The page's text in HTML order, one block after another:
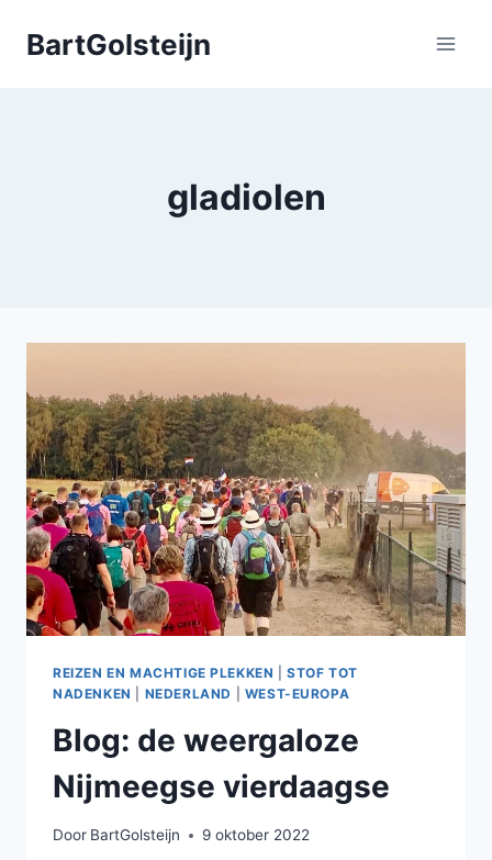
naarBartGolsteijn
gladiolen
REIZEN EN MACHTIGE PLEKKEN |STOF TOT
NADENKEN
NEDERLAND WEST-EUROPA
Blog: de weergaloze
Nijmeegse vierdaagse
Door BartGolsteijn 9 oktober 2022